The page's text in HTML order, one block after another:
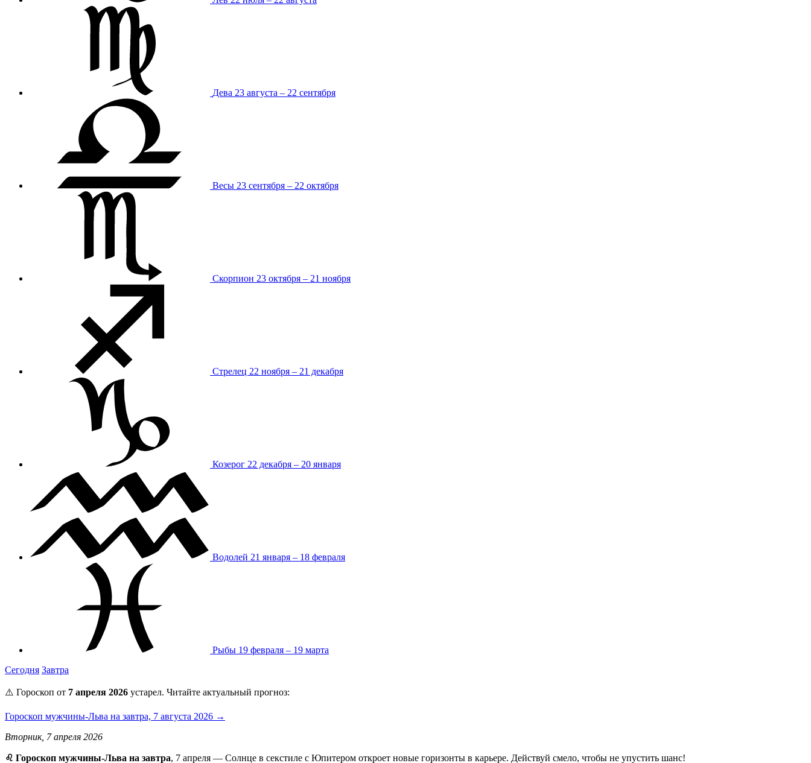
Дева 23 августа – 22 сентября
Весы 23 сентября – 22 октября
Скорпион 23 октября – 21 ноября
Стрелец 22 ноября – 21 декабря
Козерог 22 декабря – 20 января
Водолей 21 января – 18 февраля
Рыбы 19 февраля – 19 марта
Сегодня Завтра
⚠️ Гороскоп от 7 апреля 2026 устарел. Читайте актуальный прогноз:
Гороскоп мужчины-Льва на завтра, 7 августа 2026 →
Вторник, 7 апреля 2026
♌️ Гороскоп мужчины-Льва на завтра, 7 апреля — Солнце в секстиле с Юпитером откроет новые горизонты в карьере. Действуй смело, чтобы не упустить шанс!